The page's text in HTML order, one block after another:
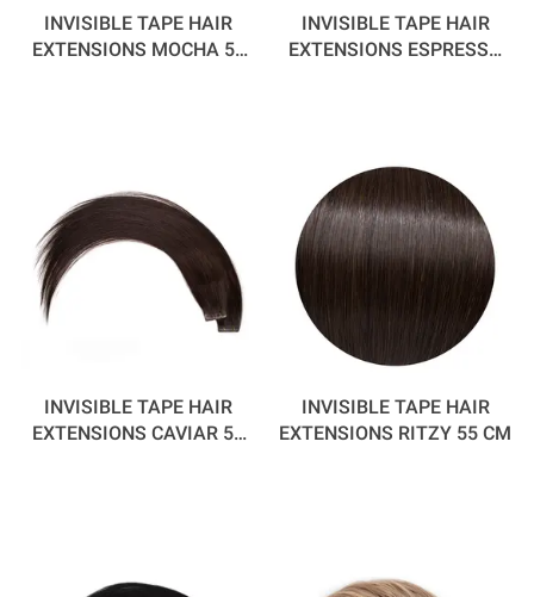
INVISIBLE TAPE HAIR
EXTENSIONS MOCHA 55
INVISIBLE TAPE HAIR
EXTENSIONS ESPRESSO
INVISIBLE TAPE HAIR
EXTENSIONS CAVIAR 55
INVISIBLE TAPE HAIR
EXTENSIONS RITZY 55 CM